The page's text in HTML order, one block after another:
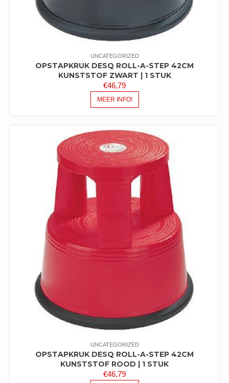
UNCATEGORIZED
OPSTAPKRUK DESQ ROLL-A-STEP 42CM
KUNSTSTOF ZWART | 1 STUK
€46,79
MEER INFO!
UNCATEGORIZED
OPSTAPKRUK DESQ ROLL-A-STEP 42CM
KUNSTSTOF ROOD | 1 STUK
€46,79